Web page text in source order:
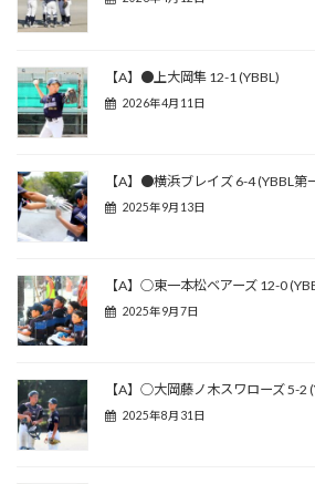
【A】●上大岡隼 12-1 (YBBL)
2026年4月11日
【A】●横浜ブレイズ 6-4 (YBBL第
2025年9月13日
【A】○東一本松ベアーズ 12-0
2025年9月7日
【A】○大岡藤ノ木スワローズ 5-2
2025年8月31日